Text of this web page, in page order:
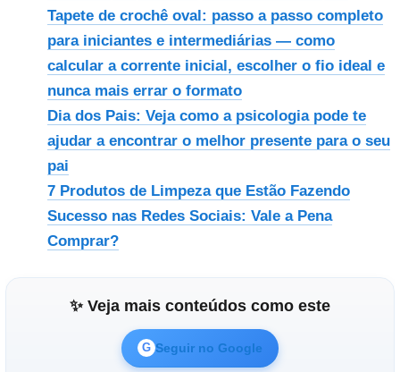
Tapete de crochê oval: passo a passo completo
para iniciantes e intermediárias — como
calcular a corrente inicial, escolher o fio ideal e
nunca mais errar o formato
Dia dos Pais: Veja como a psicologia pode te
ajudar a encontrar o melhor presente para o seu
pai
7 Produtos de Limpeza que Estão Fazendo
Sucesso nas Redes Sociais: Vale a Pena
Comprar?
✨ Veja mais conteúdos como este
G Seguir no Google